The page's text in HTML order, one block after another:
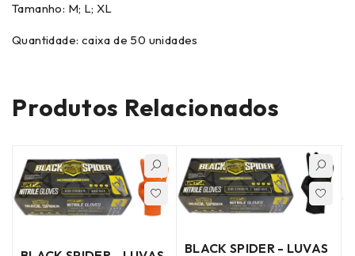
Tamanho: M; L; XL
Quantidade: caixa de 50 unidades
Produtos Relacionados
BLACK SPIDER - LUVAS